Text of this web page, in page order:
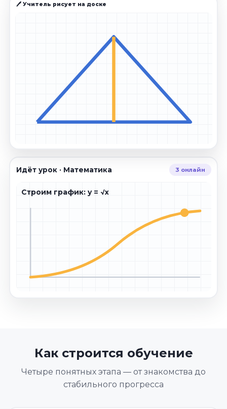
🖊 Учитель рисует на доске
Идёт урок · Математика 3 онлайн
Строим график: y = √x
Как строится обучение
Четыре понятных этапа — от знакомства до
стабильного прогресса